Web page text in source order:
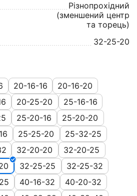
Різнопрохідний
(зменшений центр
та торець)
32-25-20
20-16-16
20-16-20
20-25-20
25-16-16
25-20-16
25-20-20
25-25-20
25-32-25
32-20-20
32-20-25
32-25-25
32-25-32
40-16-32
40-20-32